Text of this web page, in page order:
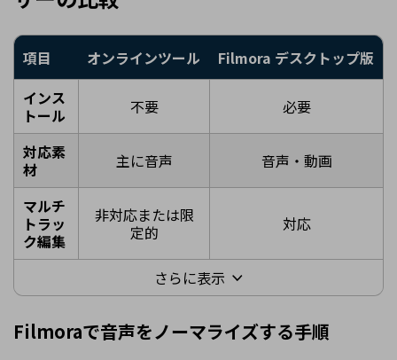
項目 オンラインツール Filmora デスクトップ版
インス
トール
不要 必要
対応素
材
主に音声 音声・動画
マルチ
トラッ
ク編集
非対応または限
定的
対応
さらに表示
Filmoraで音声をノーマライズする手順